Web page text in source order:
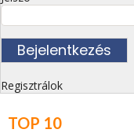
Regisztrálok
TOP 10